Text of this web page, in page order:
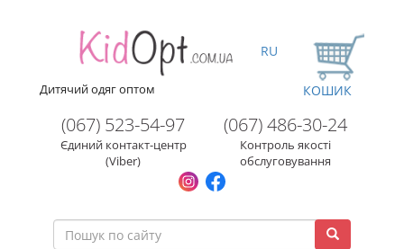
Дитячий одяг оптом
(067) 523-54-97
Єдиний контакт-центр
(Viber)
(067) 486-30-24
Контроль якості
обслуговування
RU
КОШИК